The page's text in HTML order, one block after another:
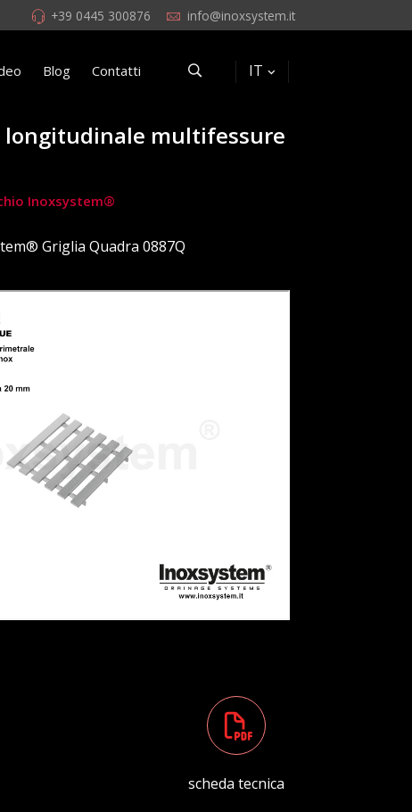
+39 0445 300876 info@inoxsystem.it
Blog Contatti IT
longitudinale multifessure
Inoxsystem®
Griglia Quadra 0887Q
scheda tecnica